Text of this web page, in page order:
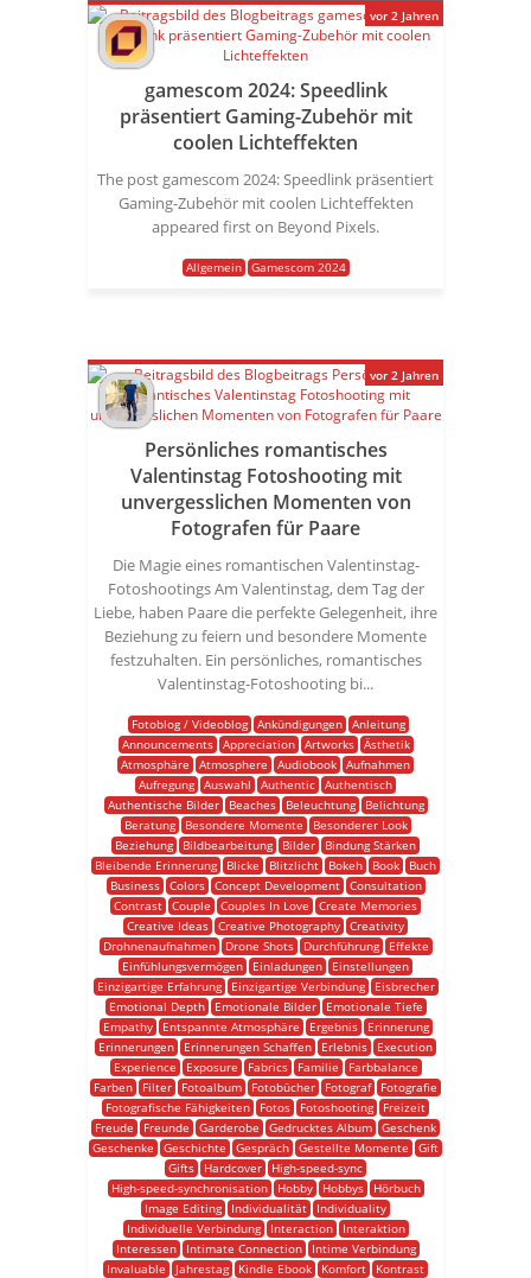
gamescom 2024: Speedlink
präsentiert Gaming-Zubehör mit
coolen Lichteffekten
The post gamescom 2024: Speedlink präsentiert
Gaming-Zubehör mit coolen Lichteffekten
appeared first on Beyond Pixels.
Allgemein Gamescom 2024
vor 2 Jahren
Persönliches romantisches
Valentinstag Fotoshooting mit
unvergesslichen Momenten von
Fotografen für Paare
Die Magie eines romantischen Valentinstag-
Fotoshootings Am Valentinstag, dem Tag der
Liebe, haben Paare die perfekte Gelegenheit, ihre
Beziehung zu feiern und besondere Momente
festzuhalten. Ein persönliches, romantisches
Valentinstag-Fotoshooting bi...
Fotoblog / Videoblog Ankündigungen Anleitung
Announcements
Appreciation Artworks
Ästhetik
Atmosphäre
Atmosphere Audiobook Aufnahmen
Aufregung Auswahl Authentic Authentisch
Authentische Bilder
Beaches Beleuchtung
Belichtung
Beratung
Besondere Momente
Besonderer Look
Beziehung
Bildbearbeitung Bilder
Bindung Stärken
Bleibende Erinnerung
Blicke Blitzlicht Bokeh Book
Buch
Business
Colors Concept Development
Consultation
Contrast Couple Couples In Love
Create Memories
Creative Ideas Creative Photography Creativity
Drohnenaufnahmen
Drone Shots Durchführung
Effekte
Einfühlungsvermögen
Einladungen
Einstellungen
Einzigartige Erfahrung
Einzigartige Verbindung
Eisbrecher
Emotional Depth
Emotionale Bilder
Emotionale Tiefe
Empathy
Entspannte Atmosphäre Ergebnis
Erinnerung
Erinnerungen
Erinnerungen Schaffen Erlebnis
Execution
Experience
Exposure Fabrics Familie
Farbbalance
Farben
Filter Fotoalbum Fotobücher Fotograf
Fotografie
Fotografische Fähigkeiten
Fotos Fotoshooting
Freizeit
Freude
Freunde Garderobe Gedrucktes Album Geschenk
Geschenke
Geschichte Gespräch Gestellte Momente
Gift
Gifts
Hardcover
High-speed-sync
High-speed-synchronisation
Hobby Hobbys
Hörbuch
Image Editing
Individualität
Individuality
Individuelle Verbindung
Interaction
Interaktion
Interessen
Intimate Connection
Intime Verbindung
Invaluable
Jahrestag Kindle Ebook Komfort
Kontrast
vor 2 Jahren